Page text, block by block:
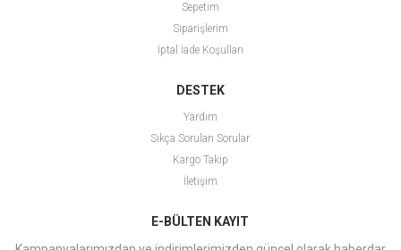
Sepetim
Siparişlerim
İptal İade Koşulları
DESTEK
Yardım
Sıkça Sorulan Sorular
Kargo Takip
İletişim
E-BÜLTEN KAYIT